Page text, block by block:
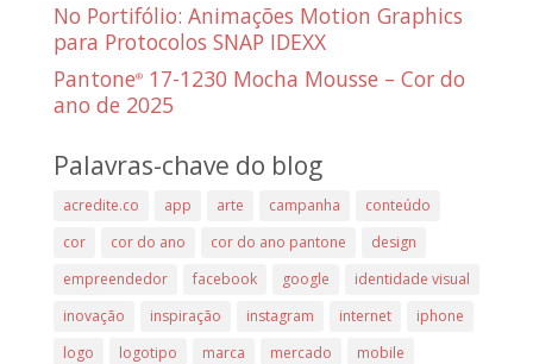
No Portifólio: Animações Motion Graphics
para Protocolos SNAP IDEXX
Pantone®17-1230 Mocha Mousse – Cor do
ano de 2025
Palavras-chave do blog
acredite.co app arte campanha
conteúdo
cor
cor do ano cor do ano pantone
design
empreendedor
facebook google
identidade visual
inovação
inspiração instagram internet
iphone
logo
logotipo marca mercado
mobile